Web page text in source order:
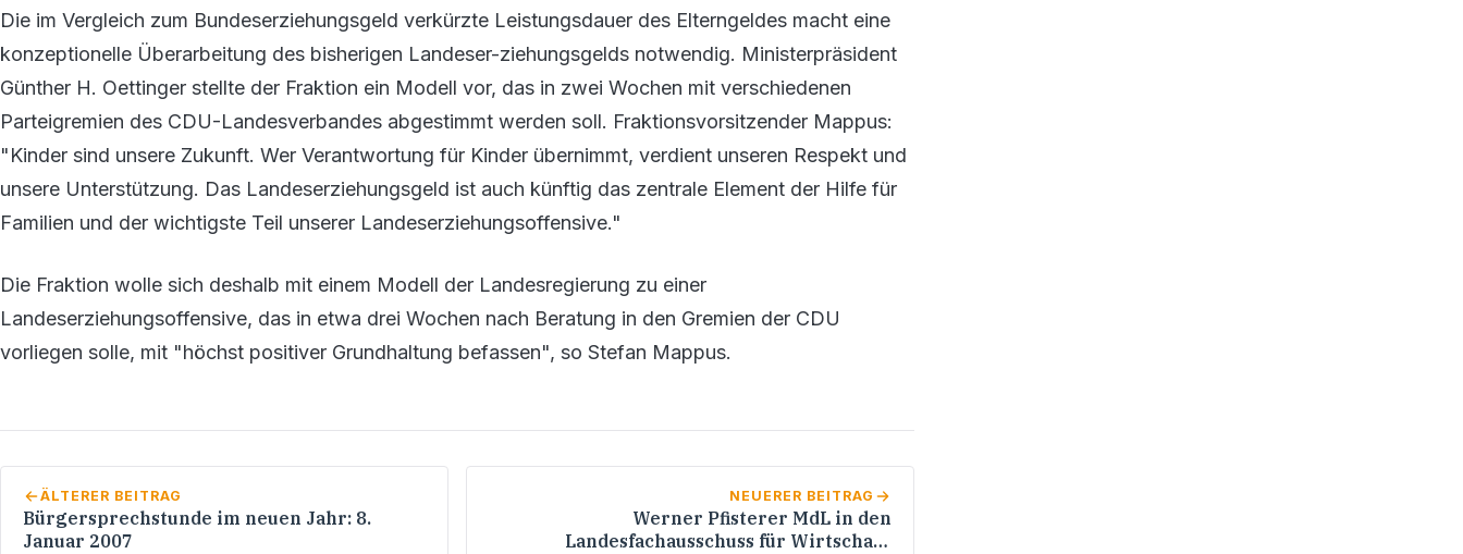
Die im Vergleich zum Bundeserziehungsgeld verkürzte Leistungsdauer des Elterngeldes macht eine
konzeptionelle Überarbeitung des bisherigen Landeser-ziehungsgelds notwendig. Ministerpräsident
Günther H. Oettinger stellte der Fraktion ein Modell vor, das in zwei Wochen mit verschiedenen
Parteigremien des CDU-Landesverbandes abgestimmt werden soll. Fraktionsvorsitzender Mappus:
"Kinder sind unsere Zukunft. Wer Verantwortung für Kinder übernimmt, verdient unseren Respekt und
unsere Unterstützung. Das Landeserziehungsgeld ist auch künftig das zentrale Element der Hilfe für
Familien und der wichtigste Teil unserer Landeserziehungsoffensive."
Die Fraktion wolle sich deshalb mit einem Modell der Landesregierung zu einer
Landeserziehungsoffensive, das in etwa drei Wochen nach Beratung in den Gremien der CDU
vorliegen solle, mit "höchst positiver Grundhaltung befassen", so Stefan Mappus.
ÄLTERER BEITRAG
Bürgersprechstunde im neuen Jahr: 8.
Januar 2007
NEUERER BEITRAG
Werner Pfisterer MdL in den
Landesfachausschuss für Wirtschaft,